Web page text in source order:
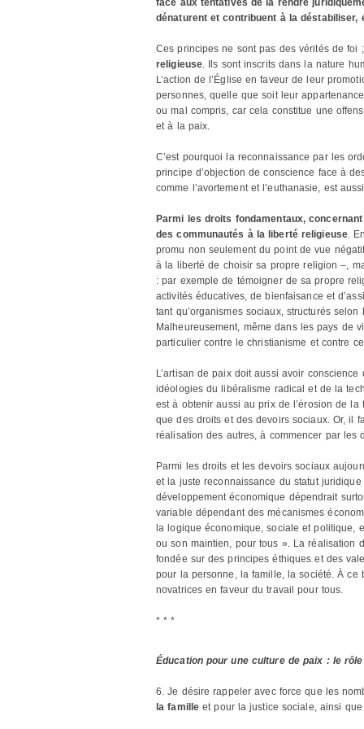
face aux tentatives de la rendre
dénaturent et contribuent à la
Ces principes ne sont pas des vérités de
religieuse. Ils sont inscrits dans la nature
L’action de l’Église en faveur de leur
personnes, quelle que soit leur
ou mal compris, car cela constitue une
et à la paix.
C’est pourquoi la reconnaissance par les
principe d’objection de conscience face à
comme l’avortement et l’euthanasie, est
Parmi les droits fondamentaux,
des communautés à la liberté religieuse.
promu non seulement du point de vue
à la liberté de choisir sa propre religion –,
: par exemple de témoigner de sa propre
activités éducatives, de bienfaisance et
tant qu’organismes sociaux, structurés
Malheureusement, même dans les pays de
particulier contre le christianisme et contre
L’artisan de paix doit aussi avoir
idéologies du libéralisme radical et de la
est à obtenir aussi au prix de l’érosion de
que des droits et des devoirs sociaux. Or, il
réalisation des autres, à commencer par les
Parmi les droits et les devoirs sociaux
et la juste reconnaissance du statut
développement économique dépendrait
variable dépendant des mécanismes
la logique économique, sociale et politique,
ou son maintien, pour tous ». La réalisation
fondée sur des principes éthiques et des
pour la personne, la famille, la société. À
novatrices en faveur du travail pour tous.
* * *
Éducation pour une culture de paix : le
6. Je désire rappeler avec force que les
la famille et pour la justice sociale, ainsi